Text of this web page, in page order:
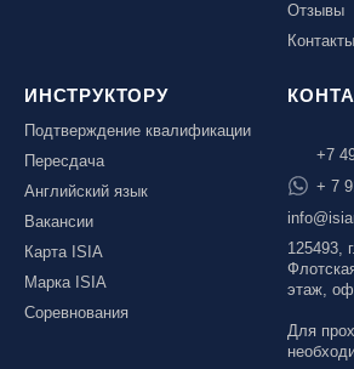
Отзывы
Контакты
ИНСТРУКТОРУ
Подтверждение квалификации
Пересдача
Английский язык
Вакансии
Карта ISIA
Марка ISIA
Соревнования
+7
+ 7
125493,
этаж,
Для